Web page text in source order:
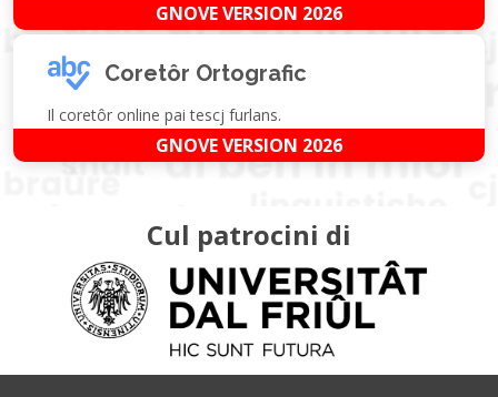
GNOVE VERSION 2026
Coretôr Ortografic
Il coretôr online pai tescj furlans.
GNOVE VERSION 2026
Cul patrocini di